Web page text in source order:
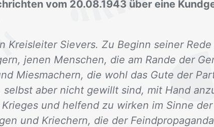
vom 20.08.1943 über eine
Kreisleiter Sievers. Zu Beginn seiner
jenen Menschen, die am Rande der
Miesmachern, die wohl das Gute der
selbst aber nicht gewillt sind, mit Hand
und helfend zu wirken im Sinne
und Kriechern, die der